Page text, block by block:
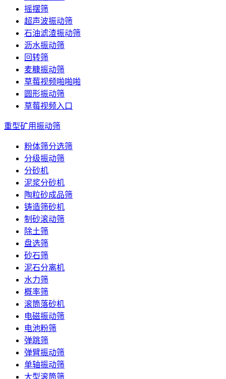
摇摆筛
超声波振动筛
石油滤渣振动筛
沥水振动筛
回转筛
麦糠振动筛
草莓视频啪啪啪
圆形振动筛
草莓视频入口
重型矿用振动筛
粉体筛分选筛
分级振动筛
分砂机
泥浆分砂机
陶粒砂成品筛
铸造筛砂机
制砂滚动筛
除土筛
盘选筛
砂石筛
泥石分离机
水力筛
概率筛
滚筒落砂机
电磁振动筛
电池粉筛
弹跳筛
弹臂振动筛
单轴振动筛
大型滚筒筛